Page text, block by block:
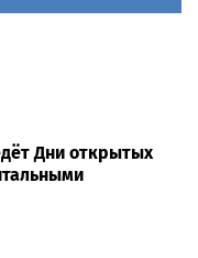
Дни открытых